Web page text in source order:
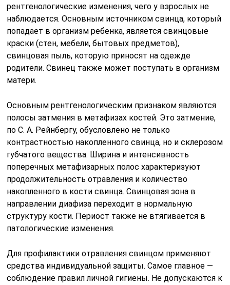
рентгенологические изменения, чего у взрослых не
наблюдается. Основным источником свинца, который
попадает в организм ребенка, является свинцовые
краски (стен, мебели, бытовых предметов),
свинцовая пыль, которую приносят на одежде
родители. Свинец также может поступать в организм
матери.
Основным рентгенологическим признаком являются
полосы затмения в метафизах костей. Это затмение,
по С. А. Рейнбергу, обусловлено не только
контрастностью накопленного свинца, но и склерозом
губчатого вещества. Ширина и интенсивность
поперечных метафизарных полос характеризуют
продолжительность отравления и количество
накопленного в кости свинца. Свинцовая зона в
направлении диафиза переходит в нормальную
структуру кости. Периост также не втягивается в
патологические изменения.
Для профилактики отравления свинцом применяют
средства индивидуальной защиты. Самое главное —
соблюдение правил личной гигиены. Не допускаются к